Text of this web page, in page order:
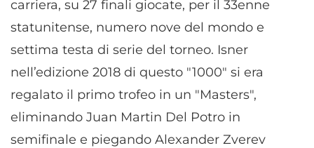
carriera, su 27 finali giocate, per il 33enne
statunitense, numero nove del mondo e
settima testa di serie del torneo. Isner
nell’edizione 2018 di questo "1000" si era
regalato il primo trofeo in un "Masters",
eliminando Juan Martin Del Potro in
semifinale e piegando Alexander Zverev